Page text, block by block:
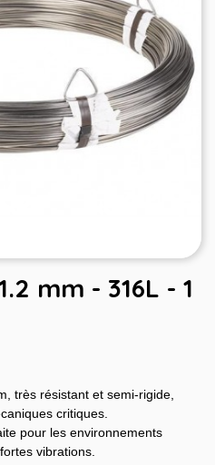
mm - 316L - 1
très résistant et semi-rigide,
critiques.
pour les environnements
vibrations.